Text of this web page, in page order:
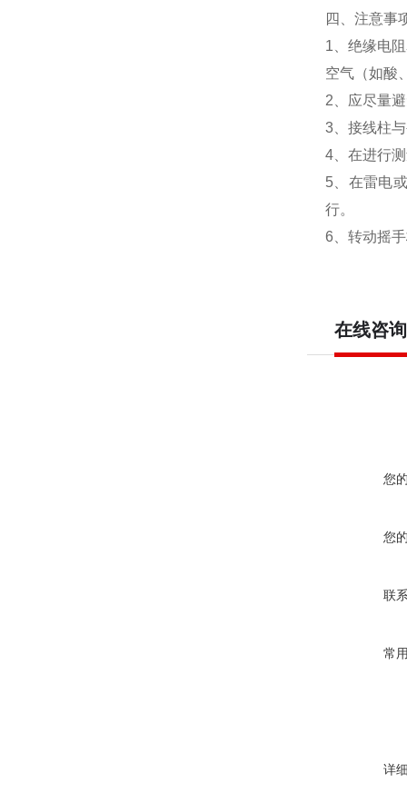
四、注意事
1、绝缘电
空气（如酸
2、应尽量
3、接线柱
4、在进行
5、在雷电
行。
6、转动摇
在线咨询
您
您
联
常
详